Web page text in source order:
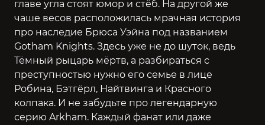
главе угла стоят юмор и стёб. На другой же
чаше весов расположилась мрачная история
про наследие Брюса Уэйна под названием
Gotham Knights. Здесь уже не до шуток, ведь
Тёмный рыцарь мёртв, а разбираться с
преступностью нужно его семье в лице
Робина, Бэтгёрл, Найтвинга и Красного
колпака. И не забудьте про легендарную
серию Arkham. Каждый фанат или даже